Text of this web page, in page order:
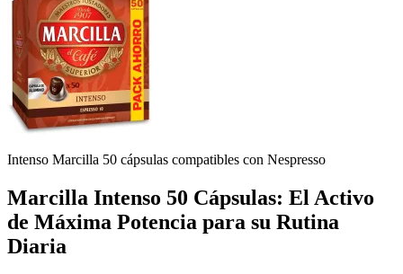
Intenso Marcilla 50 cápsulas compatibles con Nespresso
Marcilla Intenso 50 Cápsulas: El Activo
de Máxima Potencia para su Rutina
Diaria